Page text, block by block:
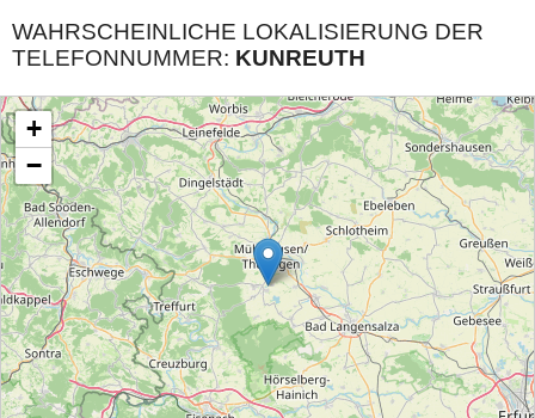
WAHRSCHEINLICHE LOKALISIERUNG DER
TELEFONNUMMER: KUNREUTH